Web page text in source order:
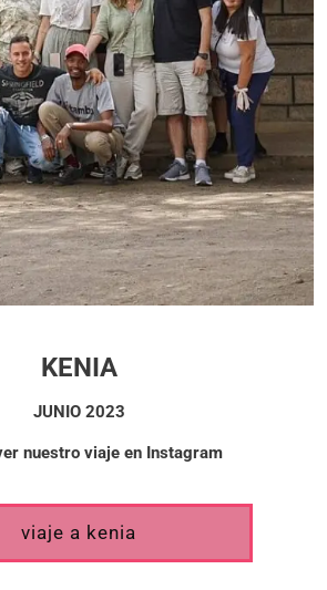
KENIA
JUNIO 2023
nuestro viaje en Instagram
viaje a kenia